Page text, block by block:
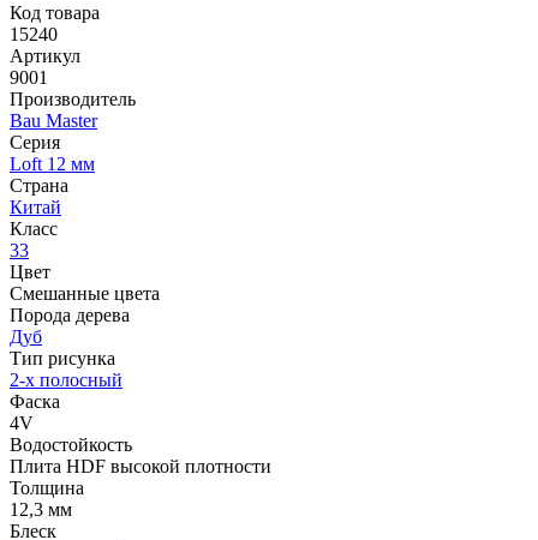
Код товара
15240
Артикул
9001
Производитель
Bau Master
Серия
Loft 12 мм
Страна
Китай
Класс
33
Цвет
Смешанные цвета
Порода дерева
Дуб
Тип рисунка
2-х полосный
Фаска
4V
Водостойкость
Плита HDF высокой плотности
Толщина
12,3 мм
Блеск